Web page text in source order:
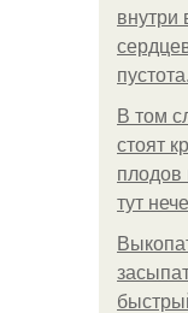
внутри
пустота.
В том
стоят
плодов
тут